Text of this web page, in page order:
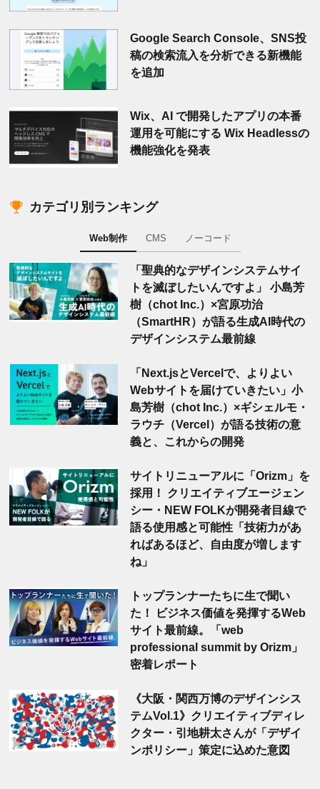
Google Search Console、SNS投
稿の検索流入を分析できる新機能
を追加
Wix、AI で開発したアプリの本番
運用を可能にする Wix Headlessの
機能強化を発表
カテゴリ別ランキング
Web制作 CMS ノーコード
「聖典的なデザインシステムサイ
トを滅ぼしたいんですよ」 小島芳
樹（chot Inc.）×宮原功治
（SmartHR）が語る生成AI時代の
デザインシステム最前線
「Next.jsとVercelで、よりよい
Webサイトを届けていきたい」小
島芳樹（chot Inc.）×ギシェルモ・
ラウチ（Vercel）が語る技術の意
義と、これからの開発
サイトリニューアルに「Orizm」を
採用！ クリエイティブエージェン
シー・NEW FOLKが開発者目線で
語る使用感と可能性「技術力があ
ればあるほど、自由度が増します
ね」
トップランナーたちに生で聞い
た！ ビジネス価値を発揮するWeb
サイト最前線。「web
professional summit by Orizm」
密着レポート
《大阪・関西万博のデザインシス
テムVol.1》クリエイティブディレ
クター・引地耕太さんが「デザイ
ンポリシー」策定に込めた意図